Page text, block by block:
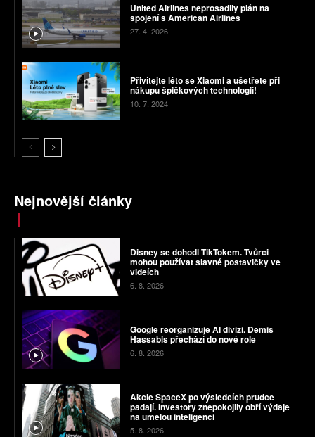
United Airlines neprosadily plán na
spojení s American Airlines
27. 4. 2026
Přivítejte léto se Xiaomi a ušetřete při
nákupu špičkových technologií!
10. 7. 2024
Nejnovější články
Disney se dohodl TikTokem. Tvůrci
mohou používat slavné postavičky ve
videích
6. 8. 2026
Google reorganizuje AI divizi. Demis
Hassabis přechází do nové role
6. 8. 2026
Akcie SpaceX po výsledcích prudce
padají. Investory znepokojily obří výdaje
na umělou inteligenci
5. 8. 2026